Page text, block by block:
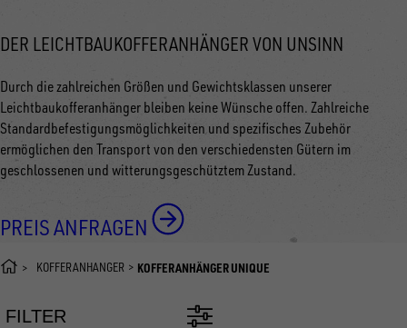
DER LEICHTBAUKOFFERANHÄNGER VON UNSINN
Durch die zahlreichen Größen und Gewichtsklassen unserer
Leichtbaukofferanhänger bleiben keine Wünsche offen. Zahlreiche
Standardbefestigungsmöglichkeiten und spezifisches Zubehör
ermöglichen den Transport von den verschiedensten Gütern im
geschlossenen und witterungsgeschütztem Zustand.
PREIS ANFRAGEN
KOFFERANHÄNGER KOFFERANHÄNGER UNIQUE
FILTER